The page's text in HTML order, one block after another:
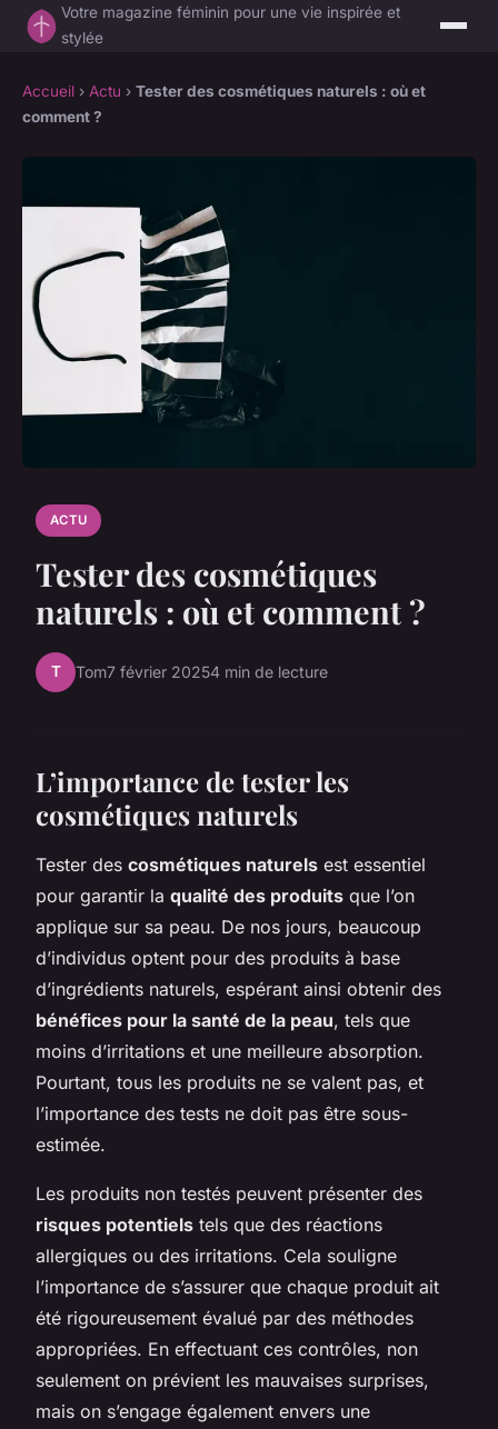
Votre magazine féminin pour une vie inspirée et
stylée
Accueil › Actu › Tester des cosmétiques naturels : où et
comment ?
ACTU
Tester des cosmétiques
naturels : où et comment ?
T Tom7 février 20254 min de lecture
L’importance de tester les
cosmétiques naturels
Tester des cosmétiques naturels est essentiel
pour garantir la qualité des produits que l’on
applique sur sa peau. De nos jours, beaucoup
d’individus optent pour des produits à base
d’ingrédients naturels, espérant ainsi obtenir des
bénéfices pour la santé de la peau, tels que
moins d’irritations et une meilleure absorption.
Pourtant, tous les produits ne se valent pas, et
l’importance des tests ne doit pas être sous-
estimée.
Les produits non testés peuvent présenter des
risques potentiels tels que des réactions
allergiques ou des irritations. Cela souligne
l’importance de s’assurer que chaque produit ait
été rigoureusement évalué par des méthodes
appropriées. En effectuant ces contrôles, non
seulement on prévient les mauvaises surprises,
mais on s’engage également envers une